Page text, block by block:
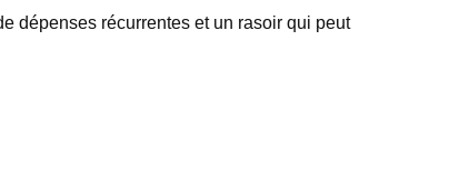
dépenses récurrentes et un rasoir qui peut